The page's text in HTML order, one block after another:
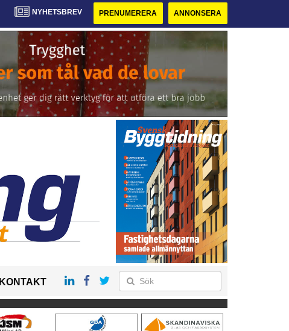
NYHETSBREV PRENUMERERA ANNONSERA
KONTAKT